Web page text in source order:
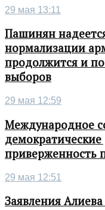
29 мая 13:11
Пашинян
нормализации
продолжится и
выборов
29 мая 12:59
Международное
приверженность
29 мая 12:51
Заявления